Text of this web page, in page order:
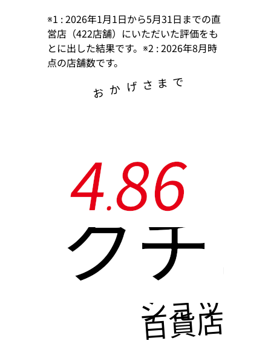
※1 : 2026年1月1日から5月31日までの直
営店（422店舗）にいただいた評価をも
とに出した結果です。※2 : 2026年8月時
点の店舗数です。
お か げ さ ま で
4.
86
クチ
ショッピ
百貨店に